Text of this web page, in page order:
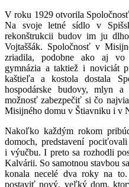
V roku 1929 otvorila
Na svoje letné sídlo v
rekonštrukcii budov im ju
Vojtaššák. Spoločnosť v
zriadila, podobne ako aj
gymnázia a taktiež i noviciát
kaštieľa a kostola dostala
hospodárske budovy, mlyn
možnosť zabezpečiť si čo
Misijného domu v Štiavniku i v
Nakoľko každým rokom
domoch, predstavení
i výučbu. I preto sa rozhodli
Kalvárii. So samotnou stavbou
konala necelé dva roky na
postaviť nový, veľký dom,